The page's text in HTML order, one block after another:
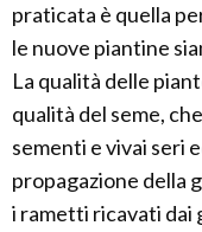
praticata è quella
le nuove piantine
La qualità delle
qualità del seme,
sementi e vivai seri
propagazione della
i rametti ricavati dai